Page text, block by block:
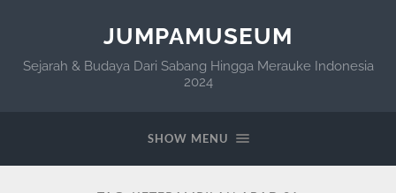
JUMPAMUSEUM
Sejarah & Budaya Dari Sabang Hingga Merauke Indonesia
2024
SHOW MENU